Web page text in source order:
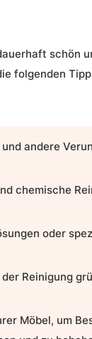
schön
folgenden
andere
chemische
oder
Reinigung
Möbel, um